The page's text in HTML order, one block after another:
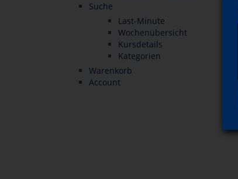
Suche
Last-Minute
Wochenübersicht
Kursdetails
Kategorien
Warenkorb
Account